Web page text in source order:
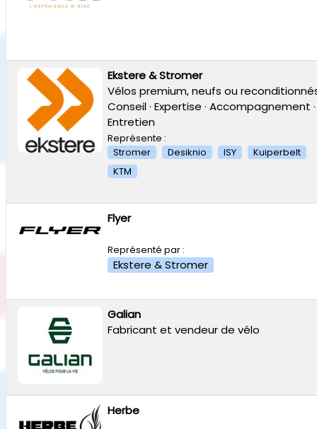
Ekstere & Stromer
Vélos premium, neufs ou
Conseil · Expertise · Accompagnement ·
Entretien
Représente :
Stromer
Desiknio ISY
Kuiperbelt
KTM
Flyer
Représenté par :
Ekstere & Stromer
Galian
Fabricant et vendeur de vélo
Herbe